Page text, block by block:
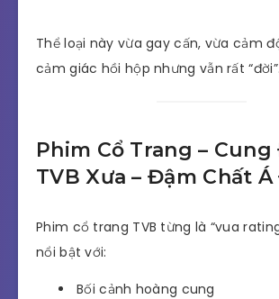
Thể loại này vừa gay cấn, vừa cảm
cảm giác hồi hộp nhưng vẫn rất “đời”.
Phim Cổ Trang – Cung
TVB Xưa – Đậm Chất
Phim cổ trang TVB từng là “vua
nổi bật với:
Bối cảnh hoàng cung